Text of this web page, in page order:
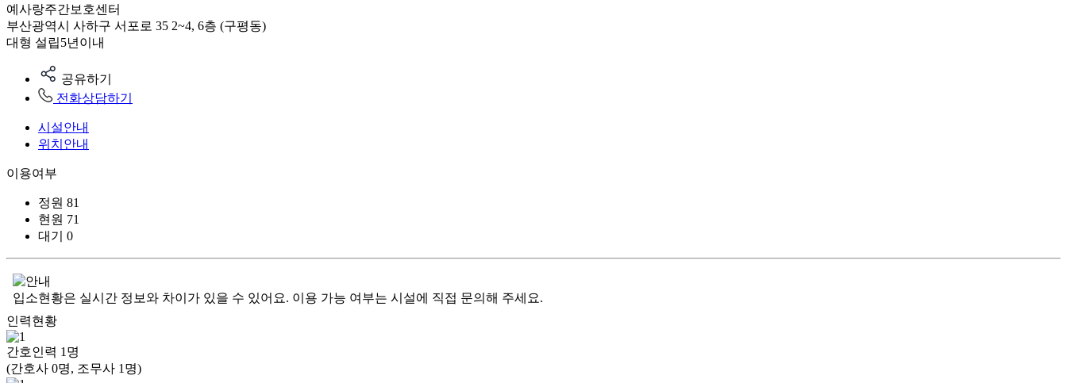
예사랑주간보호센터
부산광역시 사하구 서포로 35 2~4, 6층 (구평동)
대형 설립5년이내
공유하기
전화상담하기
시설안내
위치안내
이용여부
정원 81
현원 71
대기
0
입소현황은 실시간 정보와 차이가 있을 수 있어요. 이용 가능 여부는 시설에 직접 문의해 주세요.
인력현황
간호인력 1 명
(간호사 0명, 조무사 1명)